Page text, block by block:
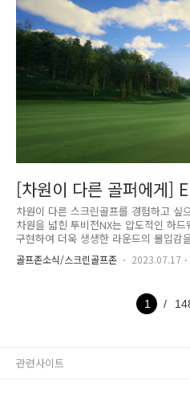
이 확~ 들어오지 않나요? 탁 트인 새로
네요.^^ 숏게임 다양한 공략 연습이 가
[차원이 다른 골퍼에게]
전NX
차원이 다른 스크린골프를 경험하고 싶
차원을 넓힌 투비전NX는 압도적인 하
구현하여 더욱 생생한 라운드의 몰입감
운티 안성 H의 2HOLE의 투비전NX와
이 느껴지시나요? 새롭게 만나볼, 한 층
가까운 “언리얼 엔진 5”로 만들어진 투
리얼 엔진5”가 스크린골프 최초로 적용
골프존소식/스크린골프존 2023.07.17
1
관련사이트